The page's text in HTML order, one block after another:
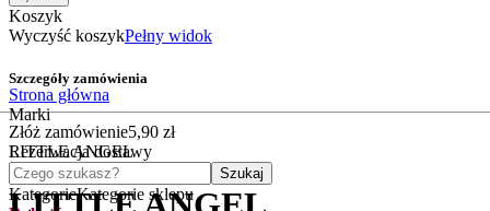
Koszyk
Wyczyść koszykPełny widok
Szczegóły zamówienia
Złóż zamówienie5,90 zł
Rezerwacja dostawy
Czego szukasz?
Szukaj
KategorieKategorie sklepu
Strona główna
Marki
LITTLE ANGEL